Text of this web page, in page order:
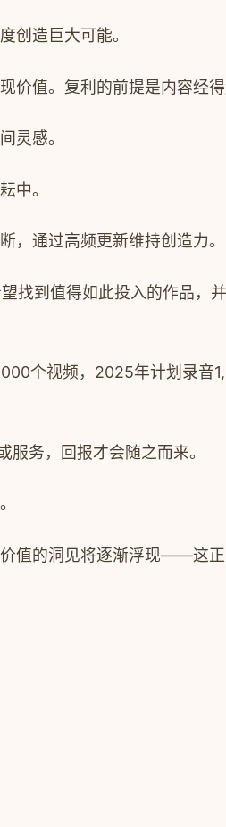
创造巨大可能。
值。复利的前提是内容经
灵感。
中。
，通过高频更新维持创造力。
找到值得如此投入的作品
个视频，2025年计划录音
务，回报才会随之而来。
值的洞见将逐渐浮现——这正